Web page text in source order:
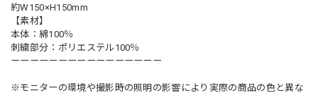
約W150×H150mm
【素材】
本体：綿100％
刺繍部分：ポリエステル100％
ーーーーーーーーーーーーーーーー
※モニターの環境や撮影時の照明の影響により実際の商品の色と異な